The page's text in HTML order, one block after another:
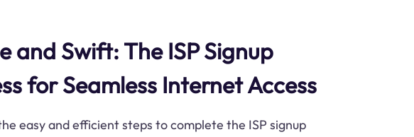
and Swift: The ISP Signup
for Seamless Internet Access
easy and efficient steps to complete the ISP signup